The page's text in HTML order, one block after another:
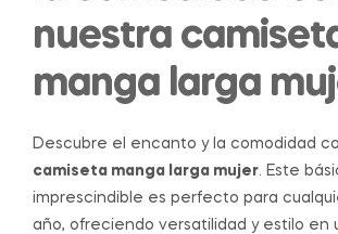
nuestra
manga larga
Descubre el encanto y la comodidad
camiseta manga larga mujer. Este
imprescindible es perfecto para
año, ofreciendo versatilidad y estilo en